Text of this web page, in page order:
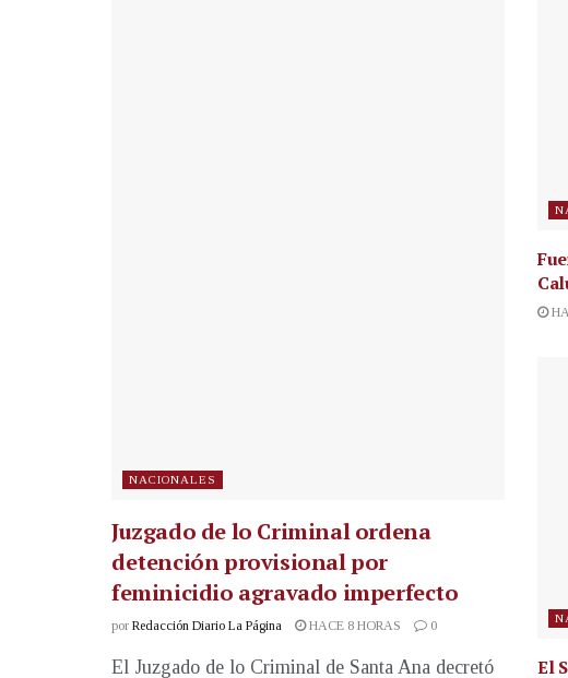
NACIONALES
Juzgado de lo Criminal ordena
detención provisional por
feminicidio agravado imperfecto
por Redacción Diario La Página HACE 8 HORAS 0
El Juzgado de lo Criminal de Santa Ana decretó El